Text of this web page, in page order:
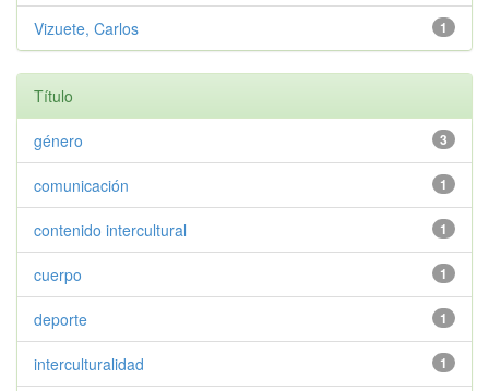
1
Vizuete, Carlos
Título
3
género
1
comunicación
1
contenido intercultural
1
cuerpo
1
deporte
1
interculturalidad